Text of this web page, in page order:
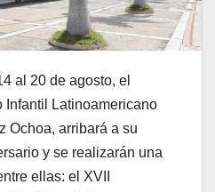
al 20 de agosto, el
Infantil Latinoamericano
Ochoa, arribará a su
y se realizarán una
ellas: el XVII